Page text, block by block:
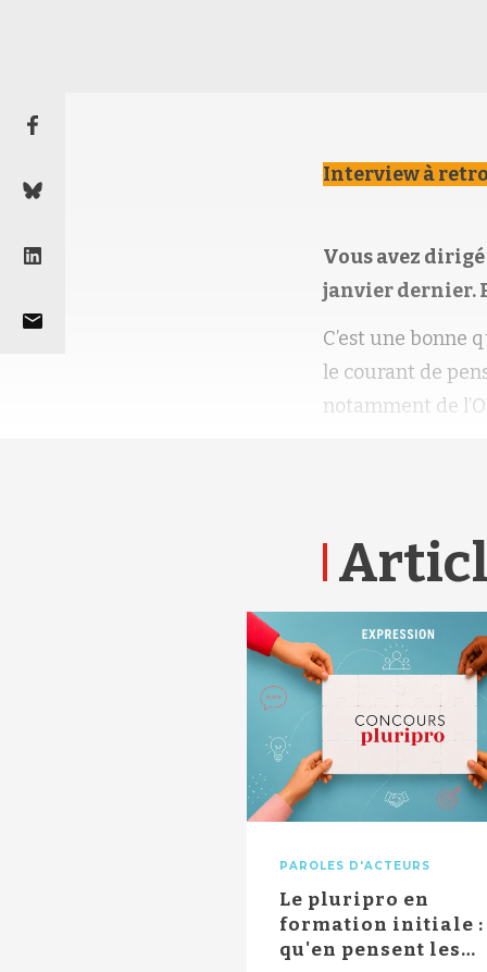
Interview à
Vous avez
janvier dernier.
C’est une bonne
le courant de
notamment de
PAROLES D'ACTEURS
Le pluripro en
formation initiale :
qu'en pensent les